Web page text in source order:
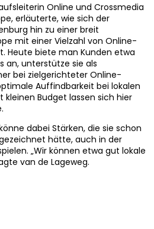
Online und Crossmedia
erläuterte, wie sich der
hin zu einer breit
mit einer Vielzahl von Online-
Heute biete man Kunden etwa
an, unterstütze sie als
bei zielgerichteter Online-
Auffindbarkeit bei lokalen
kleinen Budget lassen sich hier
dabei Stärken, die sie schon
hätte, auch in der
„Wir können etwa gut lokale
van de Lageweg.